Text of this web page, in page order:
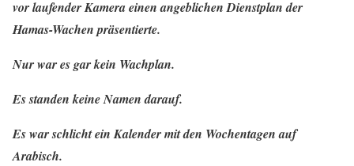
vor laufender Kamera einen angeblichen Dienstplan der
Hamas-Wachen präsentierte.
Nur war es gar kein Wachplan.
Es standen keine Namen darauf.
Es war schlicht ein Kalender mit den Wochentagen auf
Arabisch.